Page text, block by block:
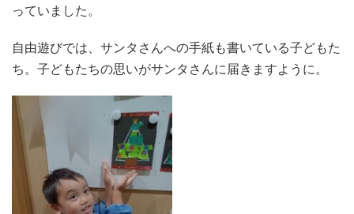
っていました。
自由遊びでは、サンタさんへの手紙も書いている子どもた
ち。子どもたちの思いがサンタさんに届きますように。